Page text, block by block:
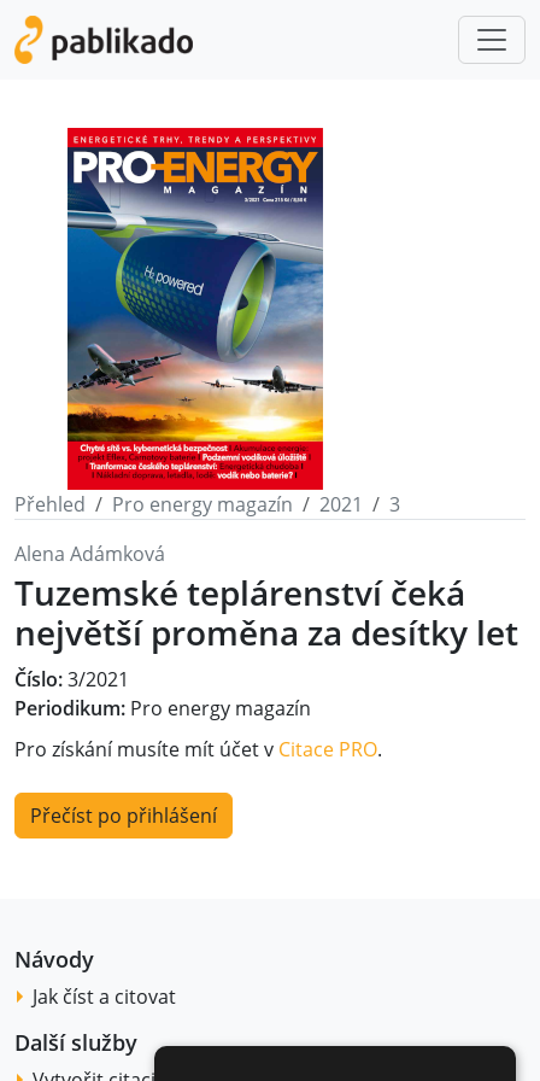
Přehled Pro energy magazín 2021
3
Alena Adámková
Tuzemské teplárenství čeká
největší proměna za desítky let
Číslo:3/2021
Periodikum: Pro energy magazín
Pro získání musíte mít účet v Citace PRO.
Přečíst po přihlášení
Návody
Jak číst a citovat
Další služby